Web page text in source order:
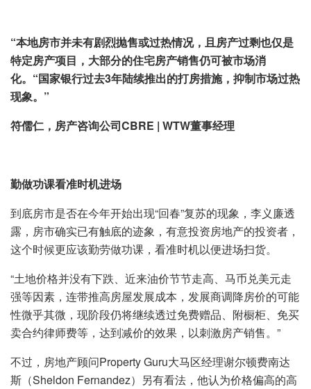
“本地房市并未有剧烈抛售或过热情况，且房产过剩也仅是
特定房产项目，大部分的住宅房产销售仍可被市场消
化。“国家银行过去3年陆续推出的打房措施，抑制市场过热
现象。”
符儒仁，房产咨询公司CBRE | WTW董事经理
勤做功课看准时机进场
到底房市是否在今年开始出现“回春”复苏的现象，李义廉透
露，房市确实已有触底的迹象，有意投资房地产的投资者，
这个时候更应该勤劳做功课，看准时机以便进场扫货。
“土地价格并没有下跌、近来油价节节走高、马币兑美元走
强等因素，连带推高房屋发展成本，发展商调降房价的可能
性微乎其微，现阶段仍将继续透过免费赠品、附橱柜、免买
卖合约律师费等，达到减价的效果，以刺激房产销售。”
不过，房地产顾问Property Guru大马区经理谢尔顿费南达
斯（Sheldon Fernandez）另有看法，他认为价格偏高的高